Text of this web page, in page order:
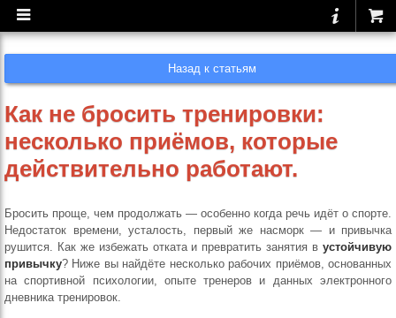
Назад к статьям
Как не бросить тренировки:
несколько приёмов, которые
действительно работают.
Бросить проще, чем продолжать — особенно когда речь идёт о спорте.
Недостаток времени, усталость, первый же насморк — и привычка
рушится. Как же избежать отката и превратить занятия в устойчивую
привычку? Ниже вы найдёте несколько рабочих приёмов, основанных
на спортивной психологии, опыте тренеров и данных электронного
дневника тренировок.